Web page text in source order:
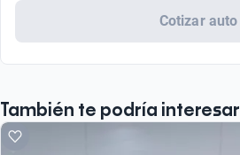
Cotizar auto
También te podría interesar